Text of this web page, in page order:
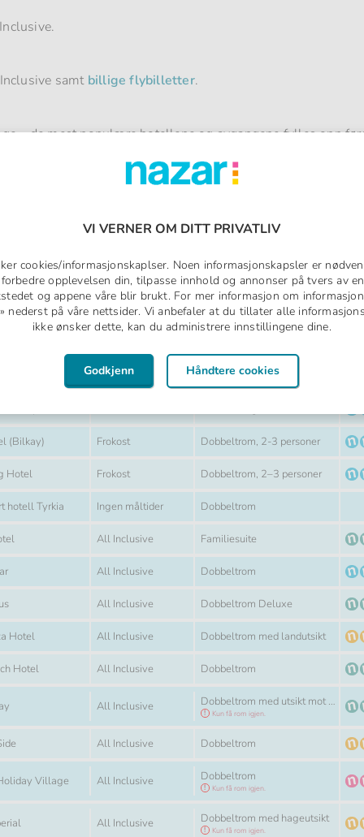
samt billige flybilletter.
– de mest populære hotellene og avgangene fylles opp
Måltid
Ingen måltider Rom
Dobbeltrom
(Bilkay) Måltid
Frokost Rom
Dobbeltrom, 2-3 personer
Hotel Måltid
Frokost Rom
Dobbeltrom, 2–3 personer
hotell Tyrkia Måltid
Ingen måltider Rom
Dobbeltrom
Måltid
All Inclusive Rom
Familiesuite
Måltid
All Inclusive Rom
Dobbeltrom
Måltid
All Inclusive Rom
Dobbeltrom Deluxe
Hotel Måltid
All Inclusive Rom
Dobbeltrom med landutsikt
Hotel Måltid
All Inclusive Rom
Dobbeltrom
Måltid
All Inclusive Rom
Dobbeltrom med utsikt mot hage eller basseng
Kun få rom igjen.
Måltid
All Inclusive Rom
Dobbeltrom
Village Måltid
All Inclusive Rom
Dobbeltrom
Kun få rom igjen.
Måltid
All Inclusive Rom
Dobbeltrom med hageutsikt
Kun få rom igjen.
VI VERNER OM DITT PRIVATLIV
cookies/informasjonskaplser. Noen informasjonskapsler er
opplevelsen din, tilpasse innhold og annonser på tvers av
og appene våre blir brukt. For mer informasjon om
nederst på våre nettsider. Vi anbefaler at du tillater alle
ikke ønsker dette, kan du administrere innstillingene dine.
Godkjenn Håndtere cookies